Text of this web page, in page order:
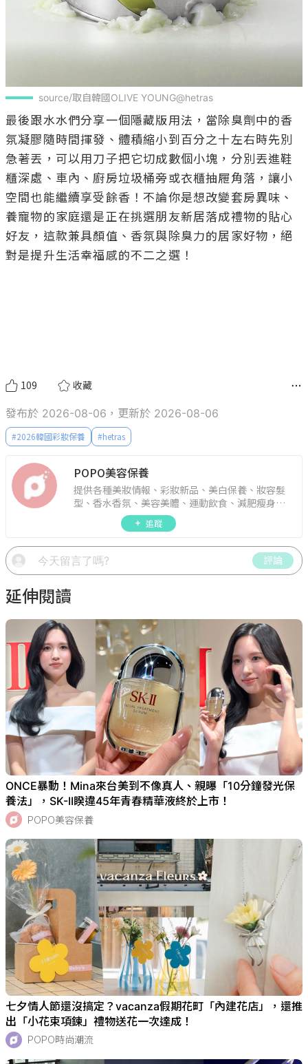
source/取自韓國OLIVE YOUNG@hetras
最後跟水水們分享一個隱藏版用法，當除臭劑中的香
氛凝膠隨時間揮發、體積縮小到百分之十左右時先別
急著丟，可以用刀子把它切成數個小塊，分別丟進鞋
櫃深處、車內、廚房垃圾桶旁或衣櫃抽屜角落，讓小
空間也能繼續享受餘香！不論你是想改變套房異味、
養寵物的家庭還是正在挑選朋友新居落成禮物的貼心
好友，這款兼具顏值、香氛與除臭力的居家好物，絕
對是提升生活幸福感的不二之選！
109 收藏
發布於 2026-08-06，更新於 2026-08-06
#2026韓國彩妝保養 #hetras
POPO美容保養
提供各種美妝情報、彩妝新品、美白保養、妝容髮
型、香水香氛、美容美體、運動飲食、減肥瘦身、
週年慶資訊。
追蹤
評論
延伸閱讀
ONCE暴動！Mina來台美到不像真人、親曝「10分鐘發光保
養法」，SK-II睽違45年青春精華液終於上市！
POPO美容保養
七夕情人節還沒搞定？vacanza假期花町「內建花店」，還推
出「小花束項鍊」禮物送花一次達成！
POPO時尚潮流